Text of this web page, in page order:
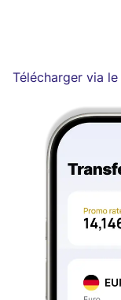
Télécharger via le